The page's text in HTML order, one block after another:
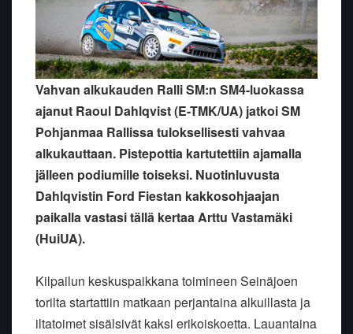
Vahvan alkukauden Ralli SM:n SM4-luokassa
ajanut Raoul Dahlqvist (E-TMK/UA) jatkoi SM
Pohjanmaa Rallissa tuloksellisesti vahvaa
alkukauttaan. Pistepottia kartutettiin ajamalla
jälleen podiumille toiseksi. Nuotinluvusta
Dahlqvistin Ford Fiestan kakkosohjaajan
paikalla vastasi tällä kertaa Arttu Vastamäki
(HuiUA).
Kilpailun keskuspaikkana toimineen Seinäjoen
torilta startattiin matkaan perjantaina alkuillasta ja
iltatoimet sisälsivät kaksi erikoiskoetta. Lauantaina